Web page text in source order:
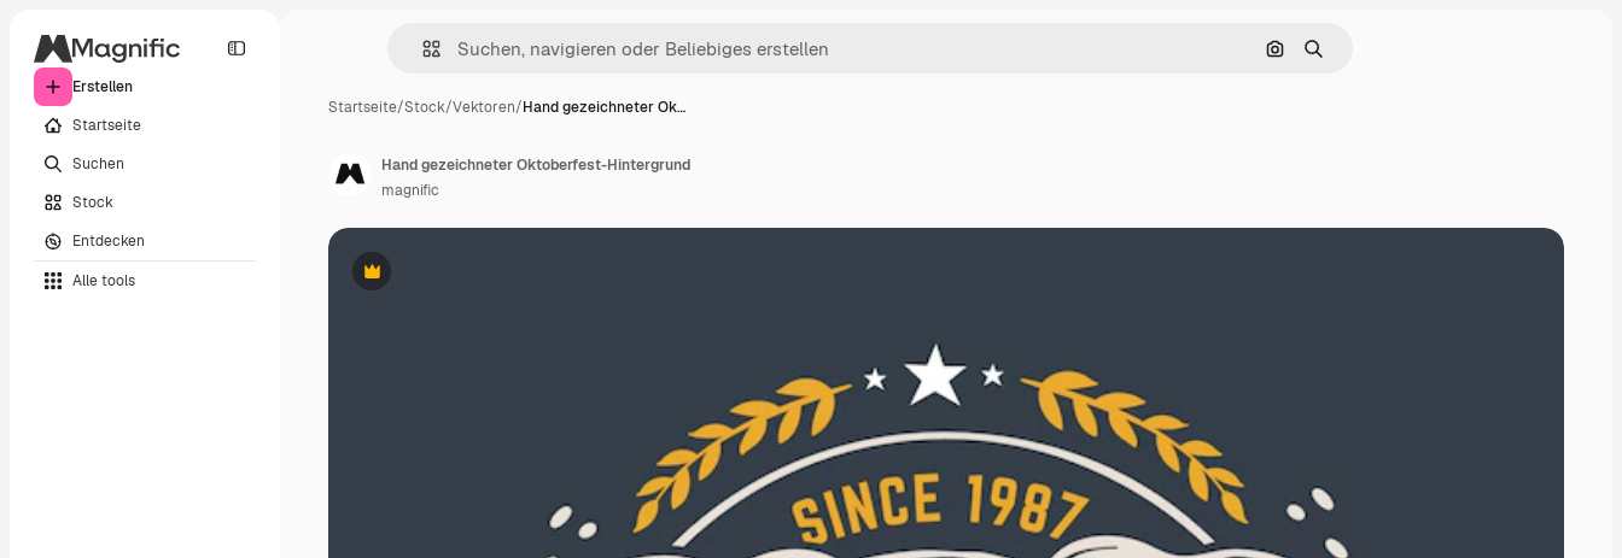
Erstellen
Startseite
Suchen
Stock
Entdecken
Alle tools
Nach Bild suchen
Suchen
Startseite/Stock/Vektoren/Hand gezeichneter Ok…
Premium
Hand gezeichneter Oktoberfest-Hintergrund
magnific